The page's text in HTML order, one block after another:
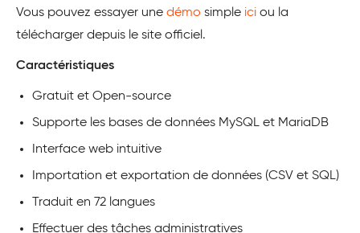
Vous pouvez essayer une démo simple ici ou la
télécharger depuis le site officiel.
Caractéristiques
Gratuit et Open-source
Supporte les bases de données MySQL et MariaDB
Interface web intuitive
Importation et exportation de données (CSV et SQL)
Traduit en 72 langues
Effectuer des tâches administratives